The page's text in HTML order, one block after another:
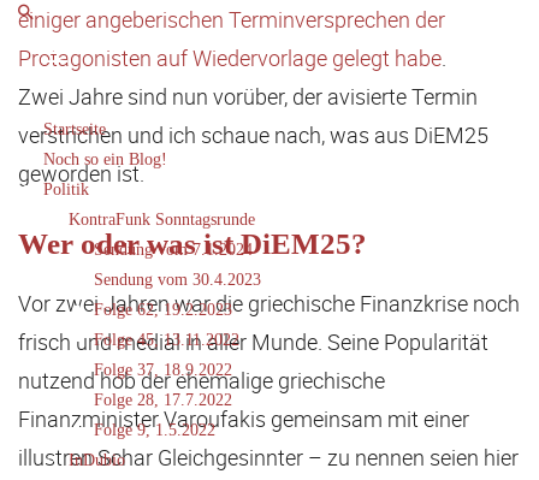
Startseite
Noch so ein Blog!
Politik
KontraFunk Sonntagsrunde
Sendung vom 7.1.2024
Sendung vom 30.4.2023
Folge 62, 19.2.2023
Folge 45, 13.11.2022
Folge 37, 18.9.2022
Folge 28, 17.7.2022
Folge 9, 1.5.2022
InDubio
einiger angeberischen Terminversprechen der
Protagonisten auf Wiedervorlage gelegt habe.
Zwei Jahre sind nun vorüber, der avisierte Termin
verstrichen und ich schaue nach, was aus DiEM25
geworden ist.
Wer oder was ist DiEM25?
Vor zwei Jahren war die griechische Finanzkrise noch
frisch und medial in aller Munde. Seine Popularität
nutzend hob der ehemalige griechische
Finanzminister Varoufakis gemeinsam mit einer
illustren Schar Gleichgesinnter – zu nennen seien hier